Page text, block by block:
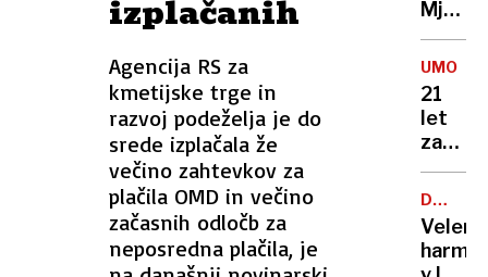
izplačanih
Agencija RS za
kmetijske trge in
razvoj podeželja je do
srede izplačala že
večino zahtevkov za
plačila OMD in večino
začasnih odločb za
neposredna plačila, je
že
več
kot
1000
žrtev
UMOR
21
let
Bančni
s
pasom
zadavil